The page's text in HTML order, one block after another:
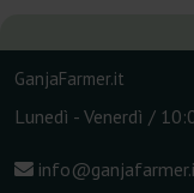
GanjaFarmer.it
Lunedì - Venerdì /